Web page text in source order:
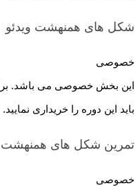
شکل های همنهشت ویدئو
خصوصی
این بخش خصوصی می باشد.
باید این دوره را خریداری نمایید.
تمرین شکل های همنهشت
خصوصی